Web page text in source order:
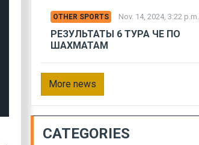
OTHER SPORTS Nov. 14, 2024, 3:22 p.m.
РЕЗУЛЬТАТЫ 6 ТУРА ЧЕ ПО
ШАХМАТАМ
More news
CATEGORIES